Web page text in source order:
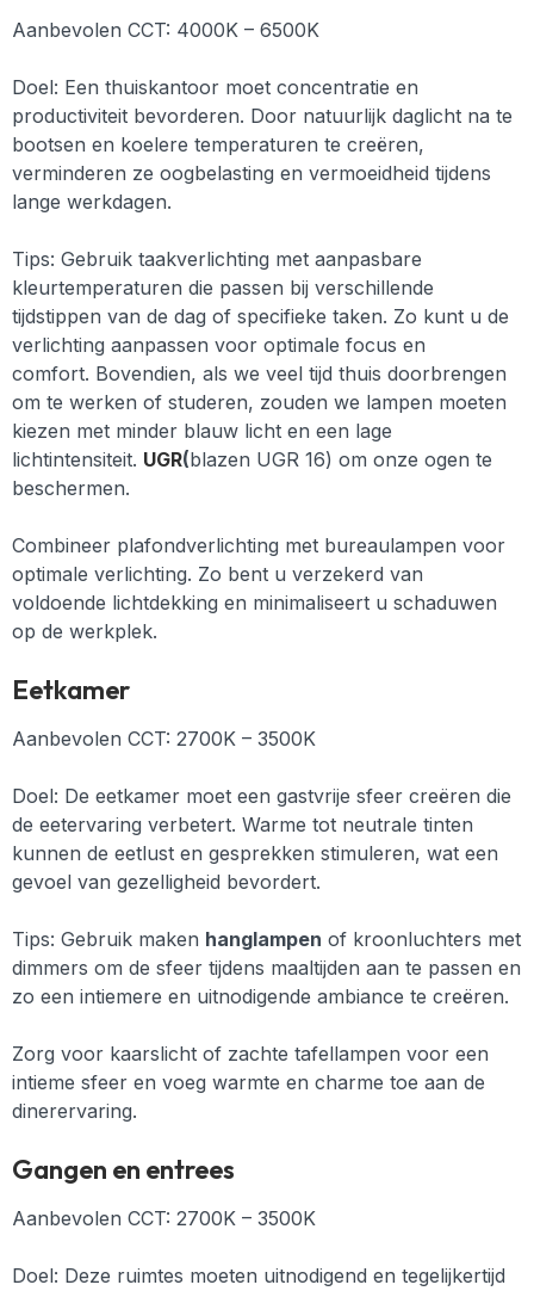
Aanbevolen CCT: 4000K – 6500K
Doel: Een thuiskantoor moet concentratie en
productiviteit bevorderen. Door natuurlijk daglicht na te
bootsen en koelere temperaturen te creëren,
verminderen ze oogbelasting en vermoeidheid tijdens
lange werkdagen.
Tips: Gebruik taakverlichting met aanpasbare
kleurtemperaturen die passen bij verschillende
tijdstippen van de dag of specifieke taken. Zo kunt u de
verlichting aanpassen voor optimale focus en
comfort. Bovendien, als we veel tijd thuis doorbrengen
om te werken of studeren, zouden we lampen moeten
kiezen met minder blauw licht en een lage
lichtintensiteit. UGR(blazen UGR 16) om onze ogen te
beschermen.
Combineer plafondverlichting met bureaulampen voor
optimale verlichting. Zo bent u verzekerd van
voldoende lichtdekking en minimaliseert u schaduwen
op de werkplek.
Eetkamer
Aanbevolen CCT: 2700K – 3500K
Doel: De eetkamer moet een gastvrije sfeer creëren die
de eetervaring verbetert. Warme tot neutrale tinten
kunnen de eetlust en gesprekken stimuleren, wat een
gevoel van gezelligheid bevordert.
Tips: Gebruik maken hanglampen of kroonluchters met
dimmers om de sfeer tijdens maaltijden aan te passen en
zo een intiemere en uitnodigende ambiance te creëren.
Zorg voor kaarslicht of zachte tafellampen voor een
intieme sfeer en voeg warmte en charme toe aan de
dinerervaring.
Gangen en entrees
Aanbevolen CCT: 2700K – 3500K
Doel: Deze ruimtes moeten uitnodigend en tegelijkertijd